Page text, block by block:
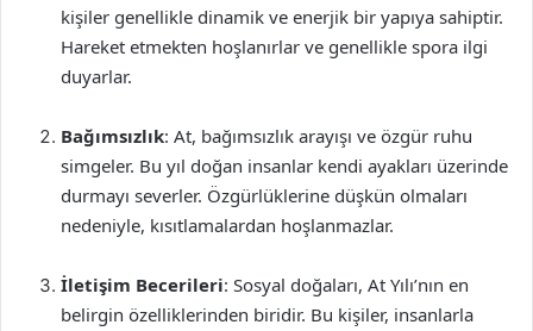
kişiler genellikle dinamik ve enerjik bir yapıya sahiptir.
Hareket etmekten hoşlanırlar ve genellikle spora ilgi
duyarlar.
Bağımsızlık: At, bağımsızlık arayışı ve özgür ruhu
simgeler. Bu yıl doğan insanlar kendi ayakları üzerinde
durmayı severler. Özgürlüklerine düşkün olmaları
nedeniyle, kısıtlamalardan hoşlanmazlar.
İletişim Becerileri: Sosyal doğaları, At Yılı’nın en
belirgin özelliklerinden biridir. Bu kişiler, insanlarla